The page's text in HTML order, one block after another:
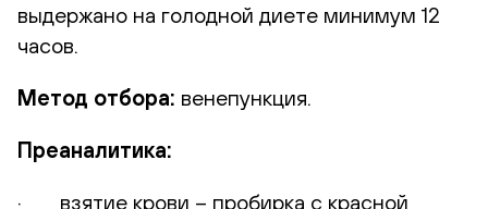
выдержано на голодной диете минимум 12
часов.
Метод отбора: венепункция.
Преаналитика:
· взятие крови – пробирка с красной